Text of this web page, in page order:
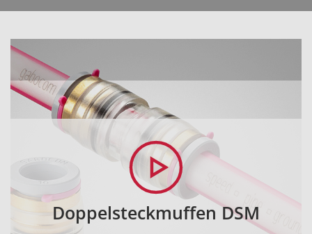
Doppelsteckmuffen DSM